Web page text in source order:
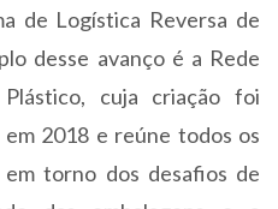
de Logística Reversa de
desse avanço é a Rede
cuja criação foi
2018 e reúne todos os
torno dos desafios de